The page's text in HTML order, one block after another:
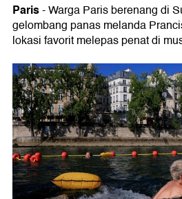
Paris- Warga Paris berenang di
gelombang panas melanda
lokasi favorit melepas penat di